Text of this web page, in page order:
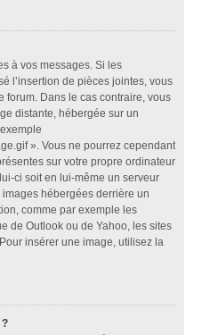
à vos messages. Si les
l’insertion de pièces jointes, vous
forum. Dans le cas contraire, vous
distante, hébergée sur un
». Vous ne pourrez cependant
sur votre propre ordinateur
ci soit en lui-même un serveur
hébergées derrière un
comme par exemple les
de Outlook ou de Yahoo, les sites
insérer une image, utilisez la